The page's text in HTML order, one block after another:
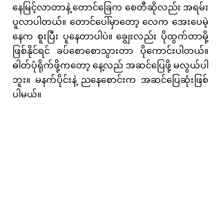
နေမြင့်လာတာနဲ့ တောင်ခြေက စေတီဆိုလည်း အရမ်း
ပူလာပါတယ်။ တောင်ပေါ်မှာတော့ လေက အေးပေမဲ့
နေက စူးပြီး ပူနေတာပါပဲ။ ချွေးလည်း ပိုထွက်တာမို့
ဖြစ်နိုင်ရင် ခပ်စောစောသွားတာ ပိုကောင်းပါတယ်။
ဓါတ်ပုံရိုက်ဖို့ကတော့ နေ့လည် အဆင်ပြေဖို့ မလွယ်ပါ
ဘူး။ မနက်ပိုင်းနဲ့ ညနေစောင်းက အဆင်ပြေဆုံးဖြစ်
ပါမယ်။